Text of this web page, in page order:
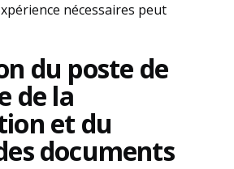
nécessaires peut
du poste de
de la
et du
documents